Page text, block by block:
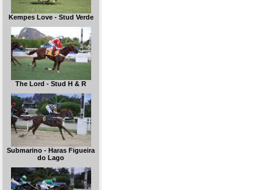
Kempes Love - Stud Verde
The Lord - Stud H & R
Submarino - Haras Figueira
do Lago